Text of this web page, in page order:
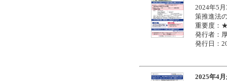
2024年5
策推進法
重要度
発行者：
発行日：
2025年4